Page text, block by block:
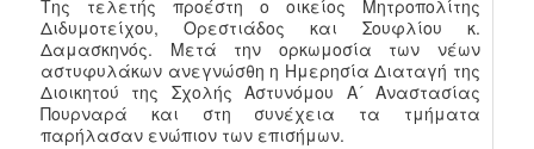
Της τελετής προέστη ο οικείος Μητροπολίτης
Διδυμοτείχου, Ορεστιάδος και Σουφλίου κ.
Δαμασκηνός. Μετά την ορκωμοσία των νέων
αστυφυλάκων ανεγνώσθη η Ημερησία Διαταγή της
Διοικητού της Σχολής Αστυνόμου Α´ Αναστασίας
Πουρναρά και στη συνέχεια τα τμήματα
παρήλασαν ενώπιον των επισήμων.